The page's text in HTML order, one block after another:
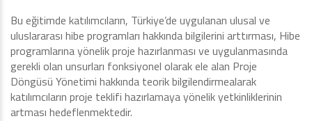
Bu eğitimde katılımcıların, Türkiye’de uygulanan ulusal ve
uluslararası hibe programları hakkında bilgilerini arttırması, Hibe
programlarına yönelik proje hazırlanması ve uygulanmasında
gerekli olan unsurları fonksiyonel olarak ele alan Proje
Döngüsü Yönetimi hakkında teorik bilgilendirmealarak
katılımcıların proje teklifi hazırlamaya yönelik yetkinliklerinin
artması hedeflenmektedir.